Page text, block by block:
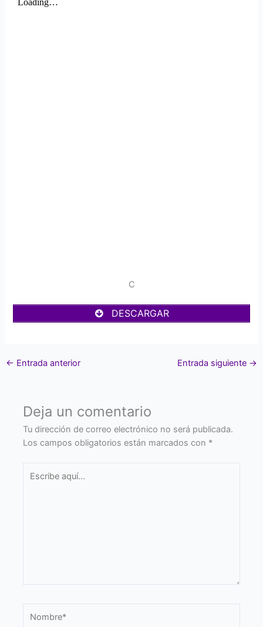
C
DESCARGAR
← Entrada anterior Entrada siguiente →
Deja un comentario
Tu dirección de correo electrónico no será publicada.
Los campos obligatorios están marcados con *
aquí...